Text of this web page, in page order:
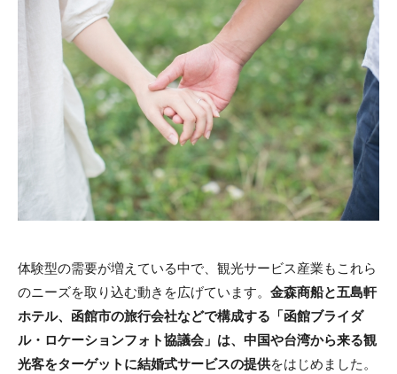
体験型の需要が増えている中で、観光サービス産業もこれら
のニーズを取り込む動きを広げています。 金森商船と五島軒
ホテル、函館市の旅行会社などで構成する「函館ブライダ
ル・ロケーションフォト協議会」は、中国や台湾から来る観
光客をターゲットに結婚式サービスの提供をはじめました。